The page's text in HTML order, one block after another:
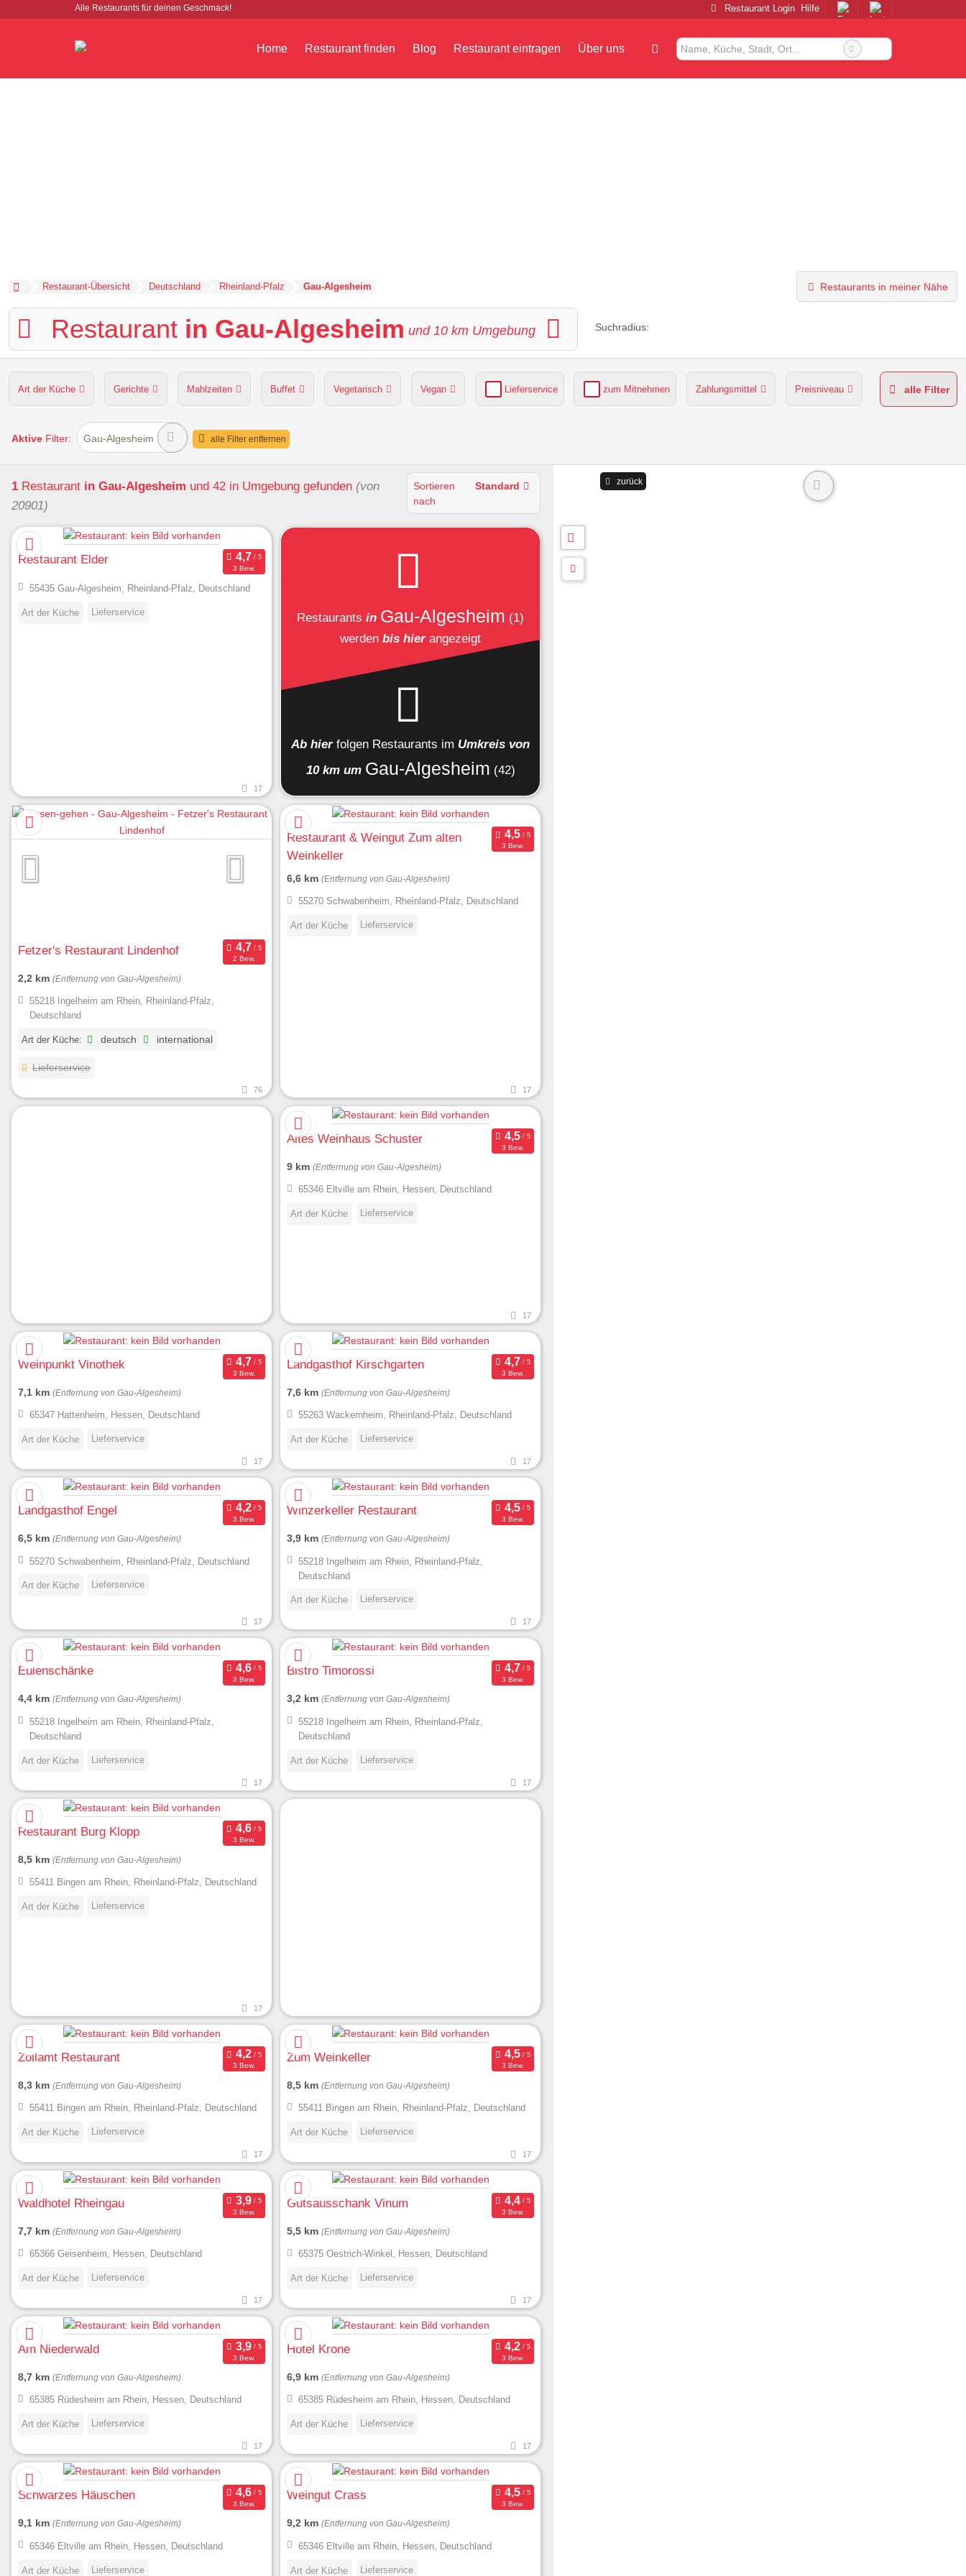
Alle Restaurants für deinen Geschmack! Restaurant Login Hilfe
Home Restaurant finden Blog Restaurant eintragen Über uns
Restaurant-Übersicht Deutschland Rheinland-Pfalz Gau-Algesheim Restaurants in meiner Nähe
Restaurant in Gau-Algesheim und 10 km Umgebung Suchradius:
Art der Küche Gerichte Mahlzeiten Buffet Vegetarisch Vegan Lieferservice zum Mitnehmen Zahlungsmittel Preisniveau
Hunde erlaubt Kapazität Sitzplätze im Freien
alle Filter
Aktive Filter: Gau-Algesheim alle Filter entfernen
1 Restaurant in Gau-Algesheim und 42 in Umgebung gefunden (von
20901)
Sortieren
nach
Standard
Restaurant Elder
3 Bew.
55435 Gau-Algesheim, Rheinland-Pfalz, Deutschland
Art der Küche Lieferservice
17
Restaurants in Gau-Algesheim (1)
werden bis hierangezeigt
Ab hier folgen Restaurants im Umkreis von
10 km um Gau-Algesheim (42)
Fetzer's Restaurant Lindenhof
2 Bew.
2,2 km (Entfernung von Gau-Algesheim)
55218 Ingelheim am Rhein, Rheinland-Pfalz,
Deutschland
Art der Küche: deutsch international
Lieferservice
76
Restaurant & Weingut Zum alten
Weinkeller
3 Bew.
6,6 km (Entfernung von Gau-Algesheim)
55270 Schwabenheim, Rheinland-Pfalz, Deutschland
Art der Küche Lieferservice
17
Altes Weinhaus Schuster
3 Bew.
9 km (Entfernung von Gau-Algesheim)
65346 Eltville am Rhein, Hessen, Deutschland
Art der Küche Lieferservice
17
Weinpunkt Vinothek
3 Bew.
7,1 km (Entfernung von Gau-Algesheim)
65347 Hattenheim, Hessen, Deutschland
Art der Küche Lieferservice
17
Landgasthof Kirschgarten
3 Bew.
7,6 km (Entfernung von Gau-Algesheim)
55263 Wackernheim, Rheinland-Pfalz, Deutschland
Art der Küche Lieferservice
17
Landgasthof Engel
3 Bew.
6,5 km (Entfernung von Gau-Algesheim)
55270 Schwabenheim, Rheinland-Pfalz, Deutschland
Art der Küche Lieferservice
17
Winzerkeller Restaurant
3 Bew.
3,9 km (Entfernung von Gau-Algesheim)
55218 Ingelheim am Rhein, Rheinland-Pfalz,
Deutschland
Art der Küche Lieferservice
17
Eulenschänke
3 Bew.
4,4 km (Entfernung von Gau-Algesheim)
55218 Ingelheim am Rhein, Rheinland-Pfalz,
Deutschland
Art der Küche Lieferservice
17
Bistro Timorossi
3 Bew.
3,2 km (Entfernung von Gau-Algesheim)
55218 Ingelheim am Rhein, Rheinland-Pfalz,
Deutschland
Art der Küche Lieferservice
17
Restaurant Burg Klopp
3 Bew.
8,5 km (Entfernung von Gau-Algesheim)
55411 Bingen am Rhein, Rheinland-Pfalz, Deutschland
Art der Küche Lieferservice
17
Zollamt Restaurant
3 Bew.
8,3 km (Entfernung von Gau-Algesheim)
55411 Bingen am Rhein, Rheinland-Pfalz, Deutschland
Art der Küche Lieferservice
17
Zum Weinkeller
3 Bew.
8,5 km (Entfernung von Gau-Algesheim)
55411 Bingen am Rhein, Rheinland-Pfalz, Deutschland
Art der Küche Lieferservice
17
Waldhotel Rheingau
3 Bew.
7,7 km (Entfernung von Gau-Algesheim)
65366 Geisenheim, Hessen, Deutschland
Art der Küche Lieferservice
17
Gutsausschank Vinum
3 Bew.
5,5 km (Entfernung von Gau-Algesheim)
65375 Oestrich-Winkel, Hessen, Deutschland
Art der Küche Lieferservice
17
Am Niederwald
3 Bew.
8,7 km (Entfernung von Gau-Algesheim)
65385 Rüdesheim am Rhein, Hessen, Deutschland
Art der Küche Lieferservice
17
Hotel Krone
3 Bew.
6,9 km (Entfernung von Gau-Algesheim)
65385 Rüdesheim am Rhein, Hessen, Deutschland
Art der Küche Lieferservice
17
Schwarzes Häuschen
3 Bew.
9,1 km (Entfernung von Gau-Algesheim)
65346 Eltville am Rhein, Hessen, Deutschland
Art der Küche Lieferservice
Weingut Crass
3 Bew.
9,2 km (Entfernung von Gau-Algesheim)
65346 Eltville am Rhein, Hessen, Deutschland
Art der Küche Lieferservice
zurück